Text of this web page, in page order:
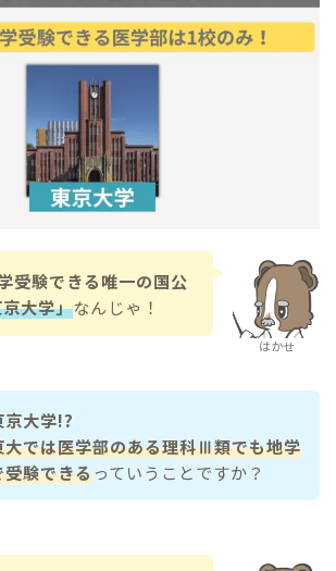
はかせ
受験できる唯一の国公
大学」なんじゃ！
京大学!?
大では医学部のある理科Ⅲ類でも地学
受験できるっていうことですか？